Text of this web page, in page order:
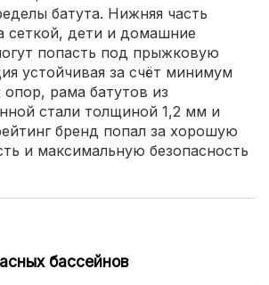
батута. Нижняя часть
сеткой, дети и домашние
попасть под прыжковую
устойчивая за счёт минимум
рама батутов из
стали толщиной 1,2 мм и
бренд попал за хорошую
и максимальную безопасность
бассейнов